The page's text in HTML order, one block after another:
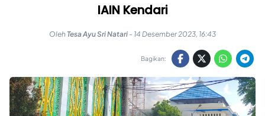
IAIN Kendari
Oleh Tesa Ayu Sri Natari - 14 Desember 2023, 16:43
Bagikan: